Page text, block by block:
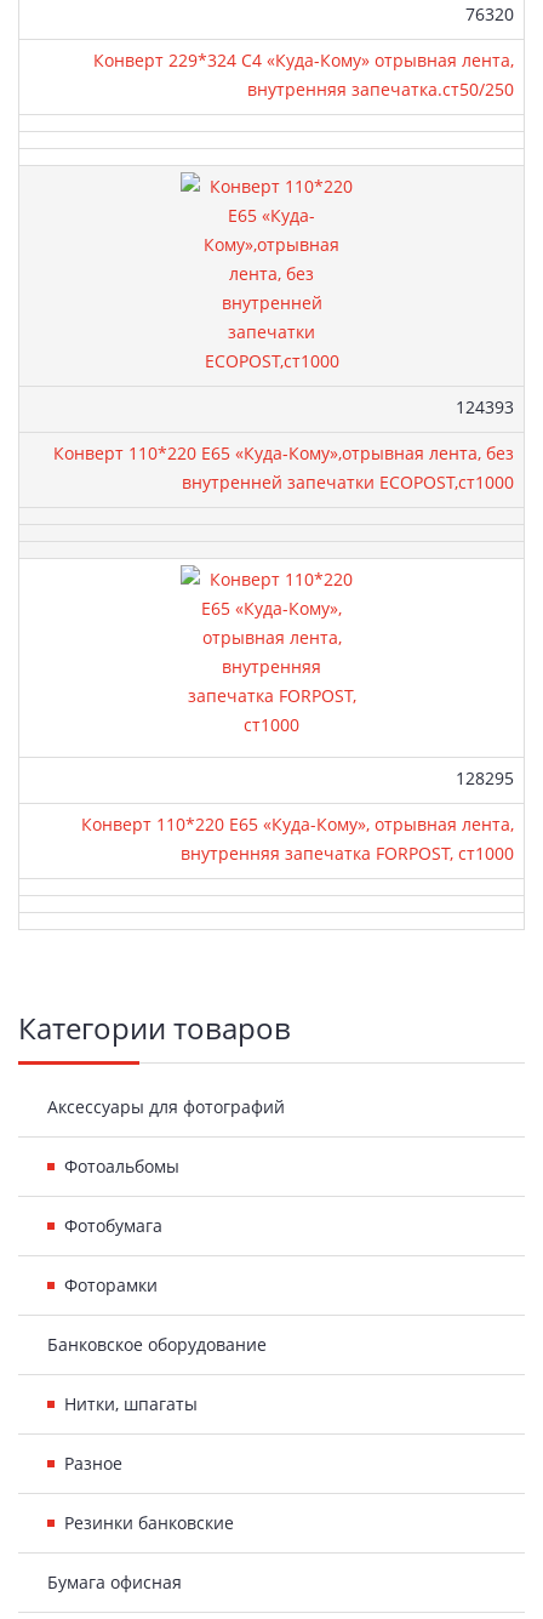
Артикул:
76320
Конверт 229*324 С4 «Куда-Кому» отрывная лента,
внутренняя запечатка.ст50/250
Артикул:
124393
Конверт 110*220 Е65 «Куда-Кому»,отрывная лента, без
внутренней запечатки ECOPOST,ст1000
Артикул:
128295
Конверт 110*220 Е65 «Куда-Кому», отрывная лента,
внутренняя запечатка FORPOST, ст1000
Боковая
панель
Категории товаров
Аксессуары для фотографий
Фотоальбомы
Фотобумага
Фоторамки
Банковское оборудование
Нитки, шпагаты
Разное
Резинки банковские
Бумага офисная